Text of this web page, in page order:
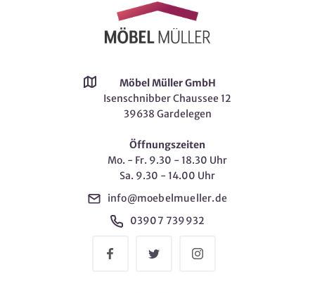
Möbel Müller GmbH
Isenschnibber Chaussee 12
39638 Gardelegen
Öffnungszeiten
Mo. - Fr. 9.30 - 18.30 Uhr
Sa. 9.30 - 14.00 Uhr
info@moebelmueller.de
03907 739932